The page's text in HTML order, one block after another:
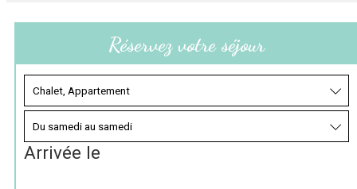
Réservez votre séjour
Arrivée le